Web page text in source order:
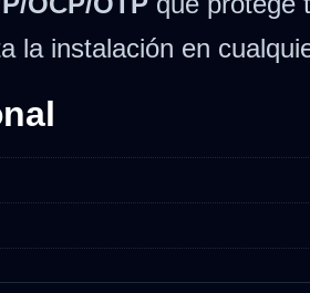
la instalación en